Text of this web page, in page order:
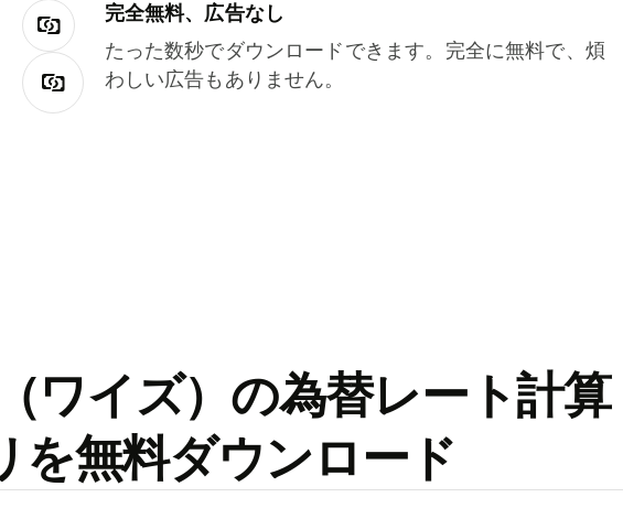
完全無料、広告なし
たった数秒でダウンロードできます。完全に無料で、煩
わしい広告もありません。
ワイズ）の為替レート計算
を無料ダウンロード